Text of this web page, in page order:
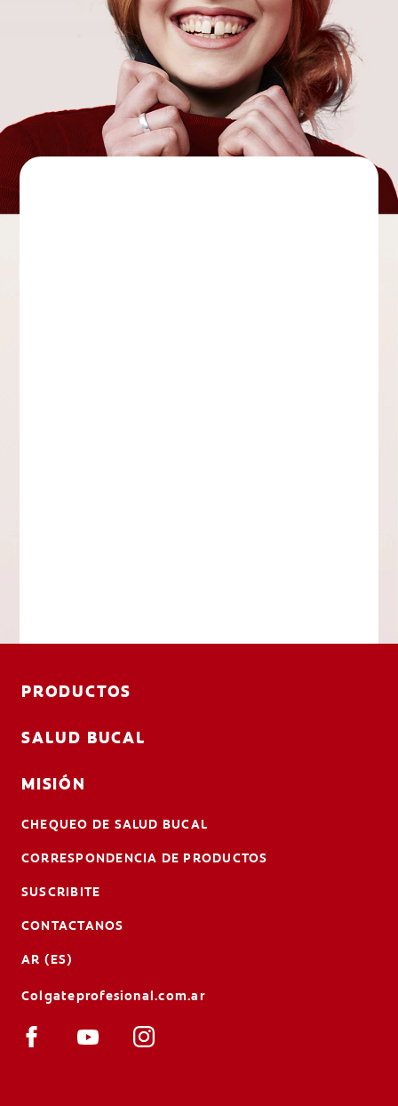
PRODUCTOS
SALUD BUCAL
MISIÓN
CHEQUEO DE SALUD BUCAL
CORRESPONDENCIA DE PRODUCTOS
SUSCRIBITE
CONTACTANOS
AR (ES)
Colgateprofesional.com.ar